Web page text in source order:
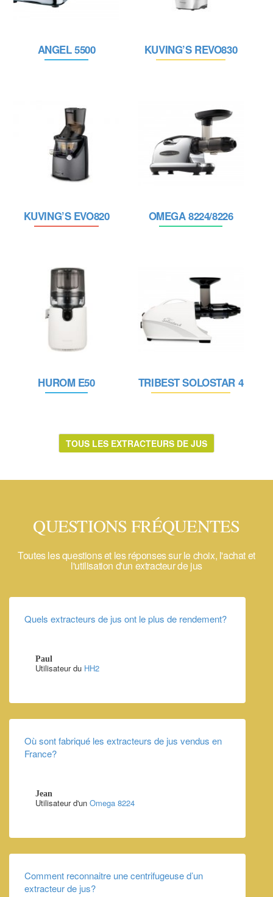
ANGEL 5500 KUVING’S REVO830
KUVING’S EVO820 OMEGA 8224/8226
HUROM E50 TRIBEST SOLOSTAR 4
TOUS LES EXTRACTEURS DE JUS
QUESTIONS FRÉQUENTES
Toutes les questions et les réponses sur le choix, l'achat et
l'utilisation d'un extracteur de jus
Quels extracteurs de jus ont le plus de rendement?
Paul
Utilisateur du HH2
Où sont fabriqué les extracteurs de jus vendus en
France?
Jean
Utilisateur d'un Omega 8224
Comment reconnaitre une centrifugeuse d’un
extracteur de jus?